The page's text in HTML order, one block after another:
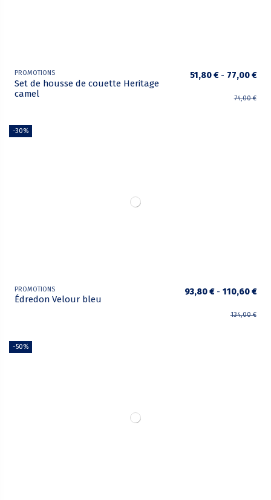
PROMOTIONS
Set de housse de couette Heritage
camel
51,80 € - 77,00 €
74,00 €
-30%
PROMOTIONS
Édredon Velour bleu
93,80 € - 110,60 €
134,00 €
-50%